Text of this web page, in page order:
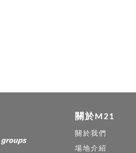
關於M21
關於我們
場地介紹